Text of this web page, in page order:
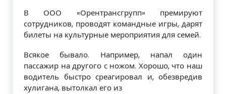
В ООО «Орентрансгрупп» премируют
сотрудников, проводят командные игры, дарят
билеты на культурные мероприятия для семей.
Всякое бывало. Например, напал один
пассажир на другого с ножом. Хоро­шо, что наш
водитель быстро среагировал и, обезвредив
хулигана, вытолкал его из